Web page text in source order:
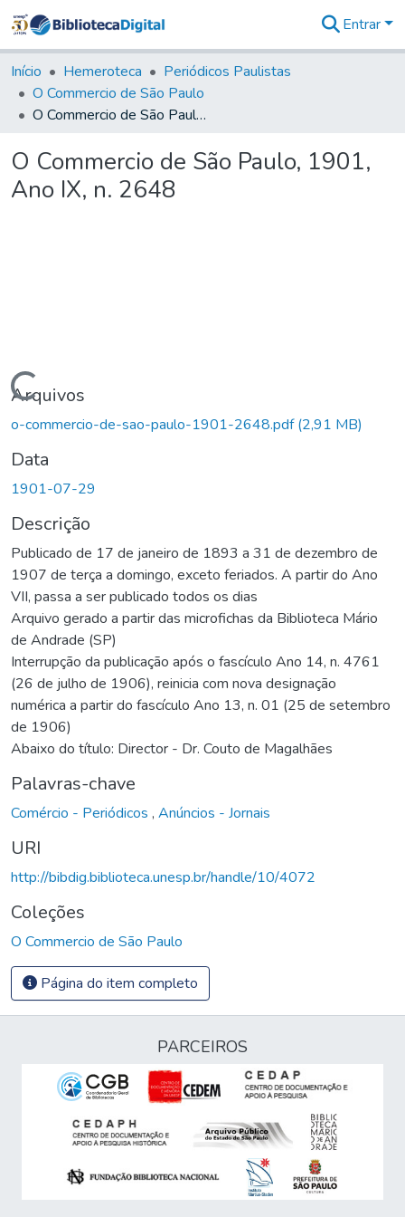
&
Coleções
Tudo na
Biblioteca
Estatísticas
Entrar
Início Hemeroteca
Periódicos Paulistas
O Commercio de São Paulo
O Commercio de São Paulo, 1901, Ano IX, n. 2648
O Commercio de São Paulo, 1901,
Ano IX, n. 2648
Carregando...
Arquivos
o-commercio-de-sao-paulo-1901-2648.pdf(2,91 MB)
Data
1901-07-29
Descrição
Publicado de 17 de janeiro de 1893 a 31 de dezembro de
1907 de terça a domingo, exceto feriados. A partir do Ano
VII, passa a ser publicado todos os dias
Arquivo gerado a partir das microfichas da Biblioteca Mário
de Andrade (SP)
Interrupção da publicação após o fascículo Ano 14, n. 4761
(26 de julho de 1906), reinicia com nova designação
numérica a partir do fascículo Ano 13, n. 01 (25 de setembro
de 1906)
Abaixo do título: Director - Dr. Couto de Magalhães
Palavras-chave
Comércio - Periódicos , Anúncios - Jornais
URI
http://bibdig.biblioteca.unesp.br/handle/10/4072
Coleções
O Commercio de São Paulo
Página do item completo
PARCEIROS